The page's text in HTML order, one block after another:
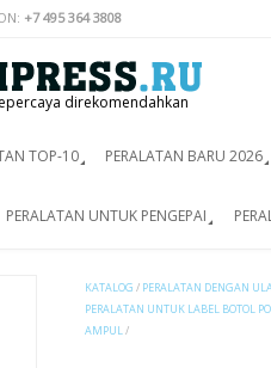
+7 495 364 3808
direkomendahkan
TOP-10 PERALATAN BARU 2026
PERALATAN UNTUK PENGEPAI
KATALOG / PERALATAN DENGAN
PERALATAN UNTUK LABEL BOTOL
AMPUL/